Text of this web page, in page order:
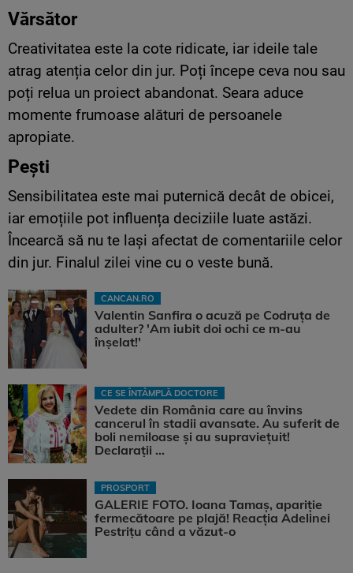
Vărsător
Creativitatea este la cote ridicate, iar ideile tale
atrag atenția celor din jur. Poți începe ceva nou sau
poți relua un proiect abandonat. Seara aduce
momente frumoase alături de persoanele
apropiate.
Pești
Sensibilitatea este mai puternică decât de obicei,
iar emoțiile pot influența deciziile luate astăzi.
Încearcă să nu te lași afectat de comentariile celor
din jur. Finalul zilei vine cu o veste bună.
CANCAN.RO
Valentin Sanfira o acuză pe Codruța de
adulter? 'Am iubit doi ochi ce m-au
înșelat!'
CE SE ÎNTÂMPLĂ DOCTORE
Vedete din România care au învins
cancerul în stadii avansate. Au suferit de
boli nemiloase şi au supravieţuit!
Declarații ...
PROSPORT
GALERIE FOTO. Ioana Tamaş, apariție
fermecătoare pe plajă! Reacția Adelinei
Pestrițu când a văzut-o